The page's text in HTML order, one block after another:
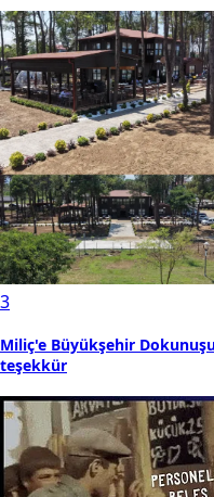
3
Miliç'e Büyükşehir
teşekkür